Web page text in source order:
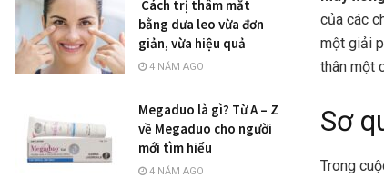
của các
một giải
thân một
Sơ
Trong
Cách trị thâm mắt
bằng dưa leo vừa đơn
giản, vừa hiệu quả
4 NĂM AGO
Megaduo là gì? Từ A – Z
về Megaduo cho người
mới tìm hiểu
4 NĂM AGO